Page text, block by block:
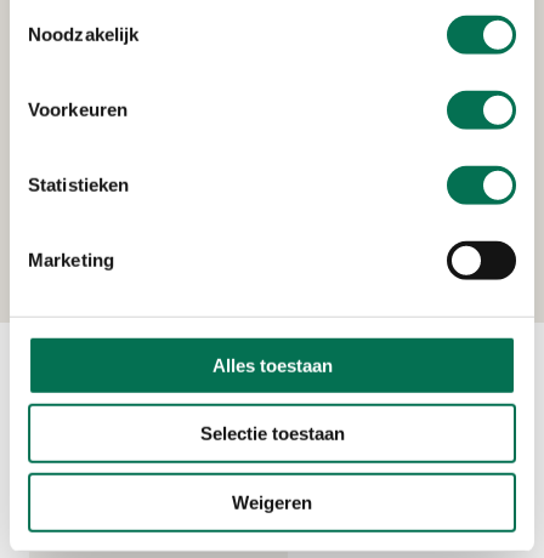
Noodzakelijk
Voorkeuren
Statistieken
Marketing
Alles toestaan
Selectie toestaan
Weigeren
Verleend
B.V.
Contact
Ma t/m vr 08:00 tot 16:30 uur